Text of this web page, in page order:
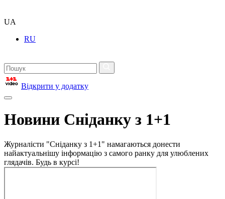
UA
RU
Відкрити у додатку
Новини Сніданку з 1+1
Журналісти "Сніданку з 1+1" намагаються донести
найактуальнішу інформацію з самого ранку для улюблених
глядачів. Будь в курсі!